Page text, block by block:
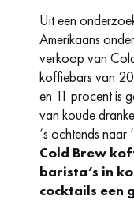
Uit een
Amerikaans
verkoop van
koffiebars van
en 11 procent is
van koude
‘s ochtends naar
Cold Brew
barista’s in
cocktails een